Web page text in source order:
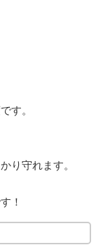
す。
り守れます。
！